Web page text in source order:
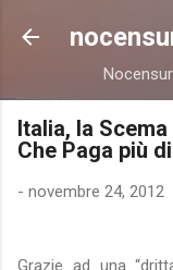
Italia, la Scema
Che Paga più
- novembre 24, 2012
Grazie ad una